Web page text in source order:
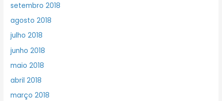
setembro 2018
agosto 2018
julho 2018
junho 2018
maio 2018
abril 2018
março 2018